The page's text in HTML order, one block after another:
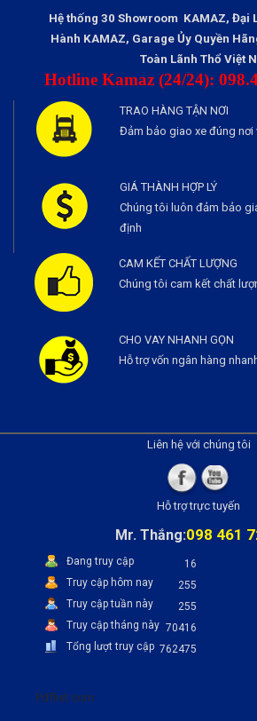
Hệ thống 30 Showroom KAMAZ, Đại
Hành KAMAZ, Garage Ủy Quyền
Toàn Lãnh Thổ Việt
Hotline Kamaz (24/24):
TRAO HÀNG TẬN NƠI
Đảm bảo giao xe đúng nơi
GIÁ THÀNH HỢP LÝ
Chúng tôi luôn đảm bảo
định
CAM KẾT CHẤT LƯỢNG
Chúng tôi cam kết chất
CHO VAY NHANH GỌN
Hỗ trợ vốn ngân hàng
Liên hệ với chúng tôi
Hỗ trợ trực tuyến
Mr. Thắng:098 461
Đang truy cập
16
Truy cập hôm nay
255
Truy cập tuần này
255
Truy cập tháng này 70416
Tổng lượt truy cập 762475
Pdflist.com